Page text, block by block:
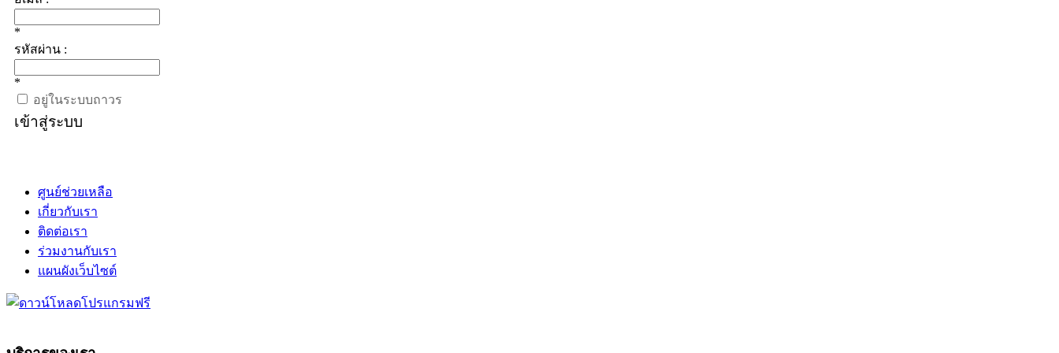
*
รหัสผ่าน :
*
อยู่ในระบบถาวร
เข้าสู่ระบบ
ศูนย์ช่วยเหลือ
เกี่ยวกับเรา
ติดต่อเรา
ร่วมงานกับเรา
แผนผังเว็บไซต์